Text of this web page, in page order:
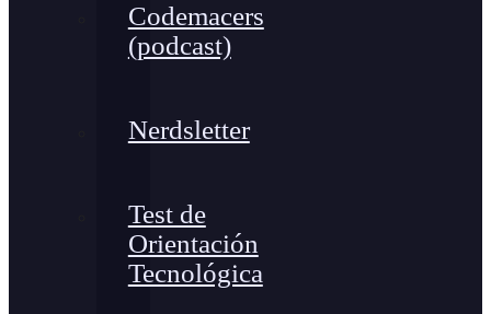
Codemacers
(podcast)
Nerdsletter
Test de
Orientación
Tecnológica